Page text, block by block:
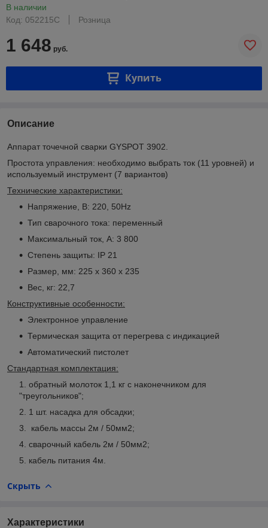
В наличии
Код: 052215C
Розница
1 648 руб.
Купить
Описание
Аппарат точечной сварки GYSPOT 3902.
Простота управления: необходимо выбрать ток (11 уровней) и
используемый инструмент (7 вариантов)
Технические характеристики:
Напряжение, В: 220, 50Hz
Тип сварочного тока: переменный
Максимальный ток, А: 3 800
Степень защиты: IP 21
Размер, мм: 225 х 360 х 235
Вес, кг: 22,7
Конструктивные особенности:
Электронное управление
Термическая защита от перегрева с индикацией
Автоматический пистолет
Стандартная комплектация:
обратный молоток 1,1 кг с наконечником для
"треугольников";
1 шт. насадка для обсадки;
кабель массы 2м / 50мм2;
сварочный кабель 2м / 50мм2;
кабель питания 4м.
Скрыть
Характеристики